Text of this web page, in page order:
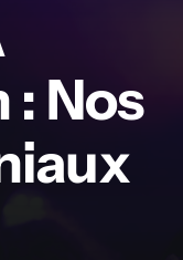
: Nos